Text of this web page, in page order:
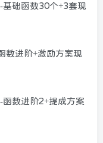
础函数30个+3套现
数进阶+激励方案现
数进阶2+提成方案